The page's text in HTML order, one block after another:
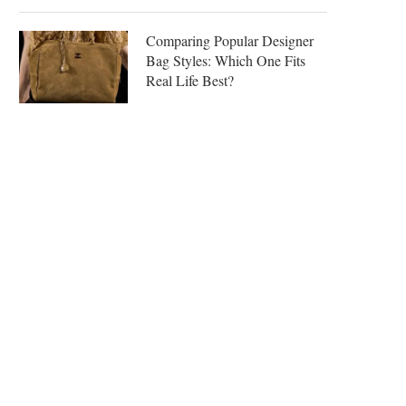
Comparing Popular Designer
Bag Styles: Which One Fits
Real Life Best?